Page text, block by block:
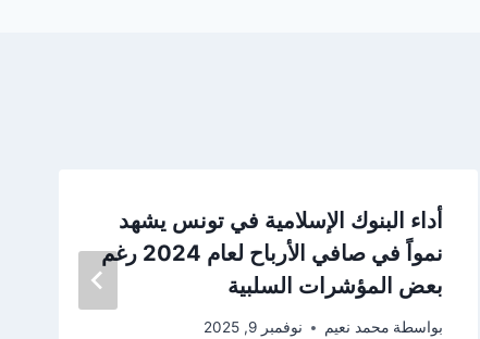
أداء البنوك الإسلامية في تونس يشهد
نمواً في صافي الأرباح لعام 2024 رغم
بعض المؤشرات السلبية
بواسطة محمد نعيم نوفمبر 9, 2025